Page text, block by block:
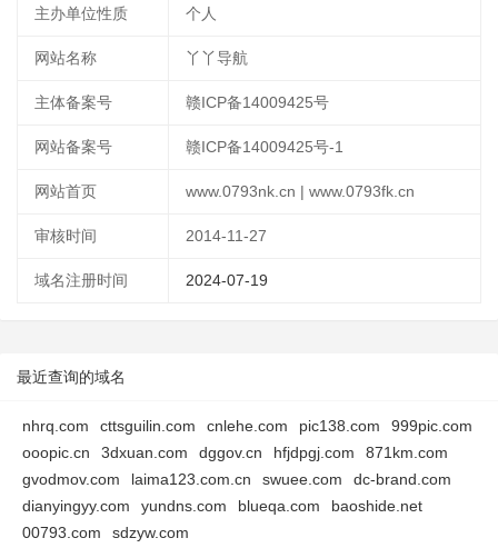
主办单位性质 个人
网站名称 丫丫导航
主体备案号 赣ICP备14009425号
网站备案号 赣ICP备14009425号-1
网站首页 www.0793nk.cn | www.0793fk.cn
审核时间 2014-11-27
域名注册时间 2024-07-19
最近查询的域名
nhrq.com cttsguilin.com cnlehe.com pic138.com
999pic.com
ooopic.cn
3dxuan.com dggov.cn hfjdpgj.com
871km.com
gvodmov.com
laima123.com.cn swuee.com
dc-brand.com
dianyingyy.com
yundns.com blueqa.com
baoshide.net
00793.com
sdzyw.com